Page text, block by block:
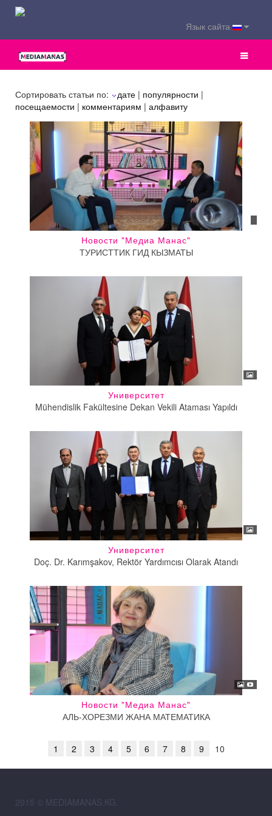
Язык сайта
Сортировать статьи по: дате | популярности |
посещаемости | комментариям | алфавиту
Новости "Медиа Манас"
ТУРИСТТИК ГИД КЫЗМАТЫ
Университет
Mühendislik Fakültesine Dekan Vekili Ataması Yapıldı
Университет
Doç. Dr. Karımşakov, Rektör Yardımcısı Olarak Atandı
Новости "Медиа Манас"
АЛЬ-ХОРЕЗМИ ЖАНА МАТЕМАТИКА
1 2 3 4 5 6 7 8 9 10
2015 © MEDIAMANAS.KG.